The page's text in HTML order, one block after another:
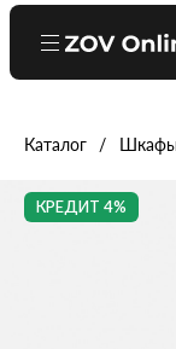
Каталог
КРЕДИТ 4%